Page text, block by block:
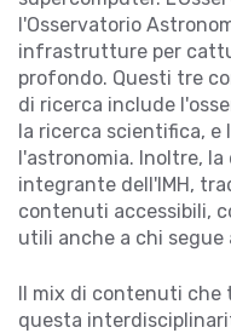
l'Osservatorio
infrastrutture per
profondo. Questi tre
di ricerca include
la ricerca scientifica, e
l'astronomia. Inoltre,
integrante dell'IMH,
contenuti accessibili,
utili anche a chi
Il mix di contenuti
questa